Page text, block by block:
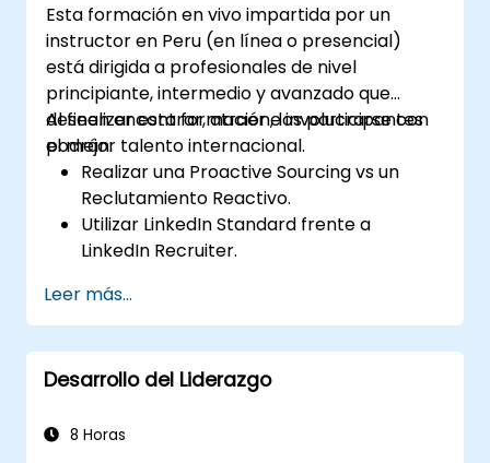
Esta formación en vivo impartida por un
instructor en Peru (en línea o presencial)
está dirigida a profesionales de nivel
principiante, intermedio y avanzado que
deseen encontrar, atraer e involucrarse con
el mejor talento internacional.
Al finalizar esta formación, los participantes
podrán:
Realizar una Proactive Sourcing vs un
Reclutamiento Reactivo.
Utilizar LinkedIn Standard frente a
LinkedIn Recruiter.
Booleana.
Vender la oportunidad a los candidatos y
colaborar con los responsables de
contratación.
Leer más...
Desarrollo del Liderazgo
8 Horas